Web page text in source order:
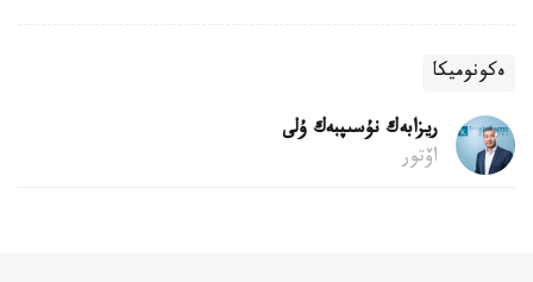
ەكونوميكا
ريزابەك نۇسىپبەك ۇلى
اۆتور